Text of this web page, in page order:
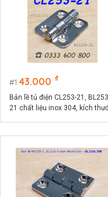
1 43.000 ₫
Bản lề tủ điện CL253-21,
21 chất liệu inox 304, kích